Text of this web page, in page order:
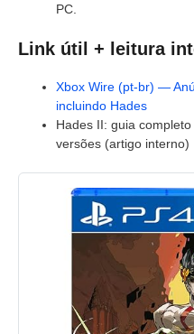
PC.
Link útil + leitura
Xbox Wire (pt-br) —
incluindo Hades
Hades II: guia
versões (artigo interno)